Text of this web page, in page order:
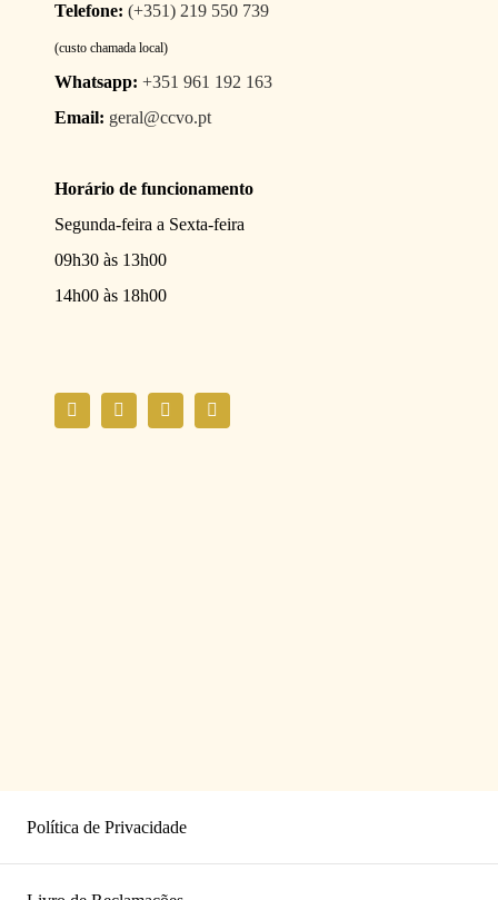
Política de Privacidade
Telefone: (+351) 219 550 739
(custo chamada local)
Whatsapp: +351 961 192 163
Email: geral@ccvo.pt
Horário de funcionamento
Segunda-feira a Sexta-feira
09h30 às 13h00
14h00 às 18h00